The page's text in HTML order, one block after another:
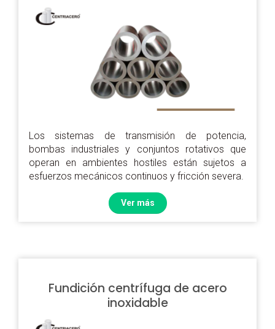
Los sistemas de transmisión de potencia,
bombas industriales y conjuntos rotativos que
operan en ambientes hostiles están sujetos a
esfuerzos mecánicos continuos y fricción severa.
Ver más
Fundición centrífuga de acero
inoxidable